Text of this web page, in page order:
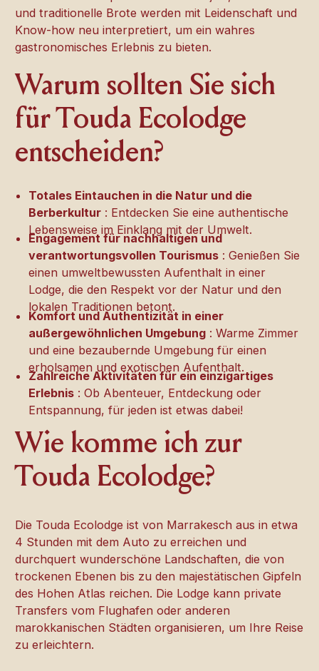
und traditionelle Brote werden mit Leidenschaft und
Know-how neu interpretiert, um ein wahres
gastronomisches Erlebnis zu bieten.
Warum sollten Sie sich
für Touda Ecolodge
entscheiden?
Totales Eintauchen in die Natur und die
Berberkultur : Entdecken Sie eine authentische
Lebensweise im Einklang mit der Umwelt.
Engagement für nachhaltigen und
verantwortungsvollen Tourismus : Genießen Sie
einen umweltbewussten Aufenthalt in einer
Lodge, die den Respekt vor der Natur und den
lokalen Traditionen betont.
Komfort und Authentizität in einer
außergewöhnlichen Umgebung : Warme Zimmer
und eine bezaubernde Umgebung für einen
erholsamen und exotischen Aufenthalt.
Zahlreiche Aktivitäten für ein einzigartiges
Erlebnis : Ob Abenteuer, Entdeckung oder
Entspannung, für jeden ist etwas dabei!
Wie komme ich zur
Touda Ecolodge?
Die Touda Ecolodge ist von Marrakesch aus in etwa
4 Stunden mit dem Auto zu erreichen und
durchquert wunderschöne Landschaften, die von
trockenen Ebenen bis zu den majestätischen Gipfeln
des Hohen Atlas reichen. Die Lodge kann private
Transfers vom Flughafen oder anderen
marokkanischen Städten organisieren, um Ihre Reise
zu erleichtern.